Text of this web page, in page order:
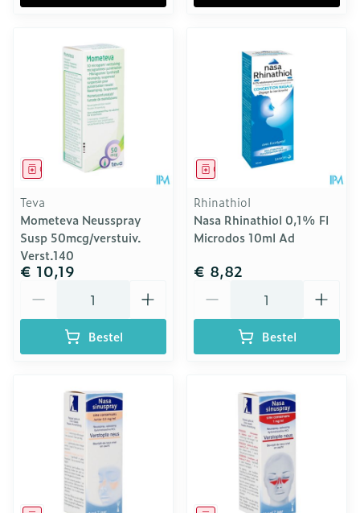
Geneesmiddel
Teva
Mometeva Neusspray
Susp 50mcg/verstuiv.
Verst.140
€ 10,19
Bestel
Geneesmiddel
Rhinathiol
Nasa Rhinathiol 0,1% Fl
Microdos 10ml Ad
€ 8,82
Bestel